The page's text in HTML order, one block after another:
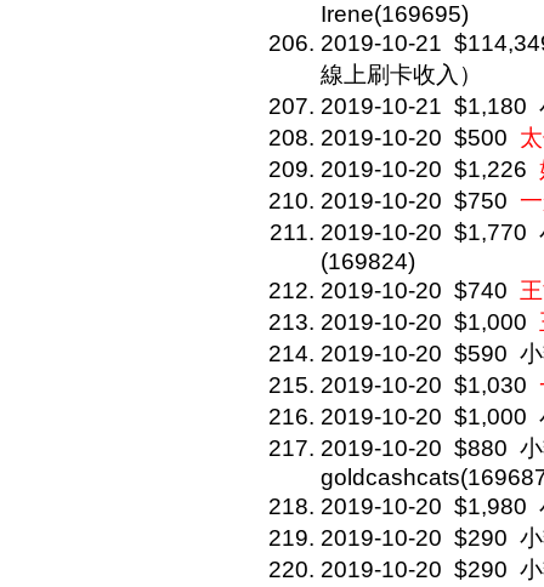
Irene(169695)
2019-10-21
線上刷卡收入）
2019-10-21 $1,180
2019-10-20 $500
2019-10-20 $1,226
2019-10-20 $750
2019-10-20 $1,770
(169824)
2019-10-20 $740
2019-10-20 $1,000
2019-10-20 $590
2019-10-20 $1,030
2019-10-20 $1,000
2019-10-20 $880
2019-10-20 $1,980
2019-10-20 $290
2019-10-20 $290